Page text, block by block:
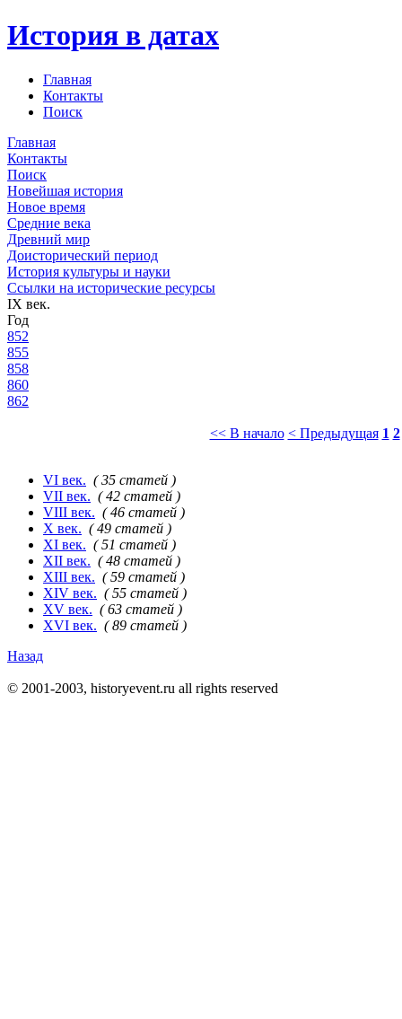
История в датах
Главная
Контакты
Поиск
Главная
Контакты
Поиск
Новейшая история
Новое время
Средние века
Древний мир
Доисторический период
История культуры и науки
Ссылки на исторические ресурсы
IX век.
Год
852
855
858
860
862
<< В начало < Предыдущая 1 2
VI век. ( 35 статей )
VII век. ( 42 статей )
VIII век. ( 46 статей )
X век. ( 49 статей )
XI век. ( 51 статей )
XII век. ( 48 статей )
XIII век. ( 59 статей )
XIV век. ( 55 статей )
XV век. ( 63 статей )
XVI век. ( 89 статей )
Назад
© 2001-2003, historyevent.ru all rights reserved